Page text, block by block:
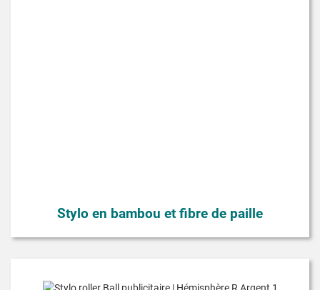
Stylo en bambou et fibre de paille